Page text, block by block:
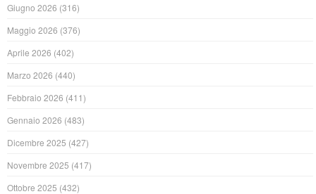
Giugno 2026 (316)
Maggio 2026 (376)
Aprile 2026 (402)
Marzo 2026 (440)
Febbraio 2026 (411)
Gennaio 2026 (483)
Dicembre 2025 (427)
Novembre 2025 (417)
Ottobre 2025 (432)